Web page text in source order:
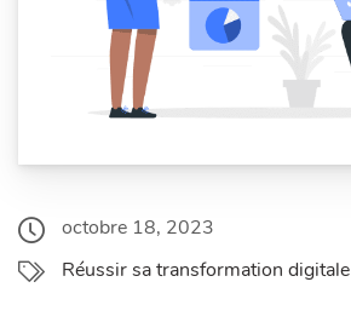
octobre 18, 2023
Réussir sa transformation digitale